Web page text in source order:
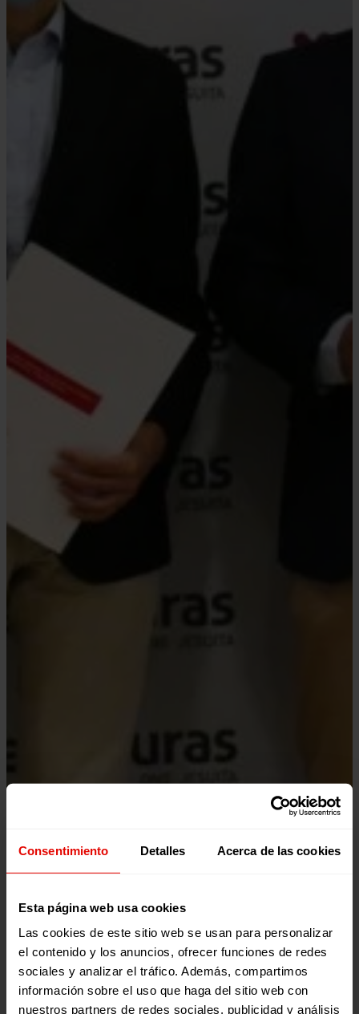
Consentimiento Detalles Acerca de las cookies
Esta página web usa cookies
Las cookies de este sitio web se usan para personalizar
el contenido y los anuncios, ofrecer funciones de redes
sociales y analizar el tráfico. Además, compartimos
información sobre el uso que haga del sitio web con
nuestros partners de redes sociales, publicidad y análisis
Noticia
NABIAX Y ASTERION APUESTAN POR LA FORMACIÓN